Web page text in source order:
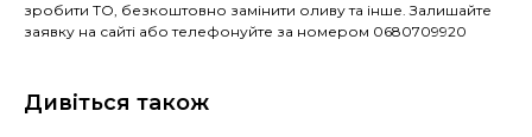
зробити ТО, безкоштовно замінити оливу та інше. Залишайте
заявку на сайті або телефонуйте за номером 0680709920
Дивіться також